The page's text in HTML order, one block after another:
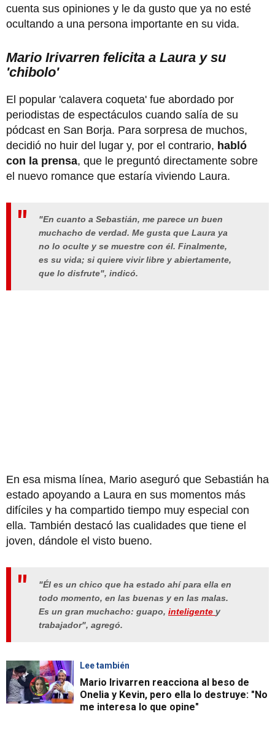
cuenta sus opiniones y le da gusto que ya no esté
ocultando a una persona importante en su vida.
Mario Irivarren felicita a Laura y su
'chibolo'
El popular 'calavera coqueta' fue abordado por
periodistas de espectáculos cuando salía de su
pódcast en San Borja. Para sorpresa de muchos,
decidió no huir del lugar y, por el contrario, habló
con la prensa, que le preguntó directamente sobre
el nuevo romance que estaría viviendo Laura.
"En cuanto a Sebastián, me parece un buen
muchacho de verdad. Me gusta que Laura ya
no lo oculte y se muestre con él. Finalmente,
es su vida; si quiere vivir libre y abiertamente,
que lo disfrute", indicó.
En esa misma línea, Mario aseguró que Sebastián ha
estado apoyando a Laura en sus momentos más
difíciles y ha compartido tiempo muy especial con
ella. También destacó las cualidades que tiene el
joven, dándole el visto bueno.
"Él es un chico que ha estado ahí para ella en
todo momento, en las buenas y en las malas.
Es un gran muchacho: guapo, inteligente y
trabajador", agregó.
Lee también
Mario Irivarren reacciona al beso de
Onelia y Kevin, pero ella lo destruye: "No
me interesa lo que opine"